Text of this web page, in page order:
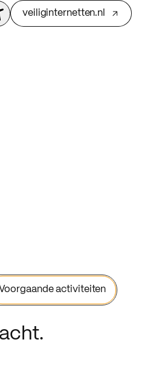
veiliginternetten.nl
Voorgaande activiteiten